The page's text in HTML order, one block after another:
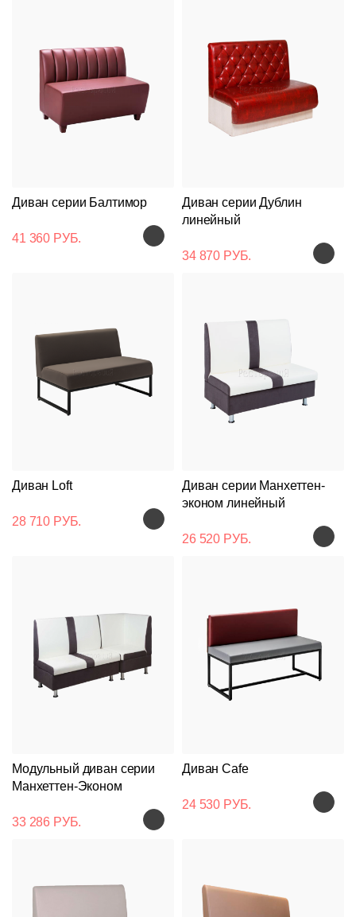
Диван серии Балтимор
41 360 РУБ.
Диван серии Дублин
линейный
34 870 РУБ.
Диван Loft
28 710 РУБ.
Диван серии Манхеттен-
эконом линейный
26 520 РУБ.
Модульный диван серии
Манхеттен-Эконом
33 286 РУБ.
Диван Cafe
24 530 РУБ.